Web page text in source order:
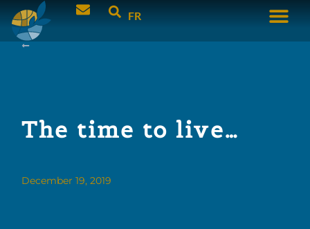
FR
The time to live…
December 19, 2019